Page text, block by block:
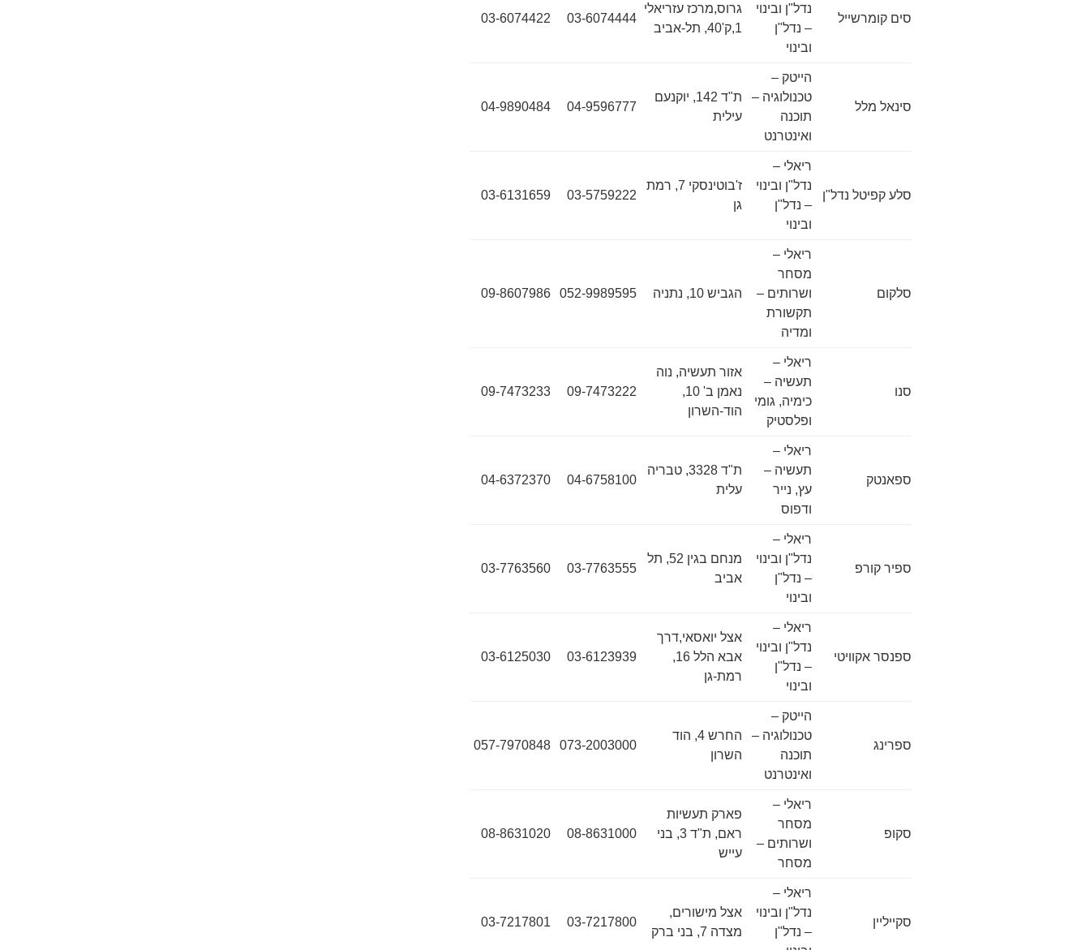
סים קומרשייל
נדל"ן ובינוי
– נדל"ן
ובינוי
גרוס,מרכז עזריאלי
1,ק'40, תל-אביב
03-6074444
03-6074422
סינאל מלל
הייטק –
טכנולוגיה –
תוכנה
ואינטרנט
ת"ד 142, יוקנעם
עילית
04-9596777
04-9890484
סלע קפיטל נדל"ן
ריאלי –
נדל"ן ובינוי
– נדל"ן
ובינוי
ז'בוטינסקי 7, רמת
גן
03-5759222
03-6131659
סלקום
ריאלי –
מסחר
ושרותים –
תקשורת
ומדיה
הגביש 10, נתניה 052-9989595
09-8607986
סנו
ריאלי –
תעשיה –
כימיה, גומי
ופלסטיק
אזור תעשיה, נוה
נאמן ב' 10,
הוד-השרון
09-7473222
09-7473233
ספאנטק
ריאלי –
תעשיה –
עץ, נייר
ודפוס
ת"ד 3328, טבריה
עלית
04-6758100
04-6372370
ספיר קורפ
ריאלי –
נדל"ן ובינוי
– נדל"ן
ובינוי
מנחם בגין 52, תל
אביב
03-7763555
03-7763560
ספנסר אקוויטי
ריאלי –
נדל"ן ובינוי
– נדל"ן
ובינוי
אצל יואסאי,דרך
אבא הלל 16,
רמת-גן
03-6123939
03-6125030
ספרינג
הייטק –
טכנולוגיה –
תוכנה
ואינטרנט
החרש 4, הוד
השרון
073-2003000
057-7970848
סקופ
ריאלי –
מסחר
ושרותים –
מסחר
פארק תעשיות
ראם, ת"ד 3, בני
עייש
08-8631000
08-8631020
סקייליין
ריאלי –
נדל"ן ובינוי
– נדל"ן
אצל מישורים,
מצדה 7, בני ברק
03-7217800
03-7217801